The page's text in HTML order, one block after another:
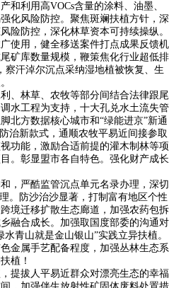
利用高VOCs含量的涂料、油墨、
化风险防控。聚焦斑斓扶植方针，深
险防控，深化林草资本可持续操纵。
使用，健全移送案件打点成果反馈机
矿库数量规模，鞭策焦化行业超低排
察汗淖尔沉点采纳湿地植被恢复、生
林草、农牧等部分间结合法律跟尾
水工程为支持，十大孔兑水土流失管
北方数据核心城市和“绿能进京”新通
治新款式，通顺农牧平易近间接参取
功能，激励合适前提的灌木制林等项
。彰显盟市各自特色。强化财产成长
严酷监管沉点单元名录办理，深切
。防沙治沙显著，打制富有地区个性
境迁移扩散生态廊道，加强农药包拆
融合成长。加强取国度部委的沟通对
青山就是金山银山”实践立异扶植。
金属手艺配备程度，加强丛林生态系
植！
拔人平易近群众对漂亮生态的幸福